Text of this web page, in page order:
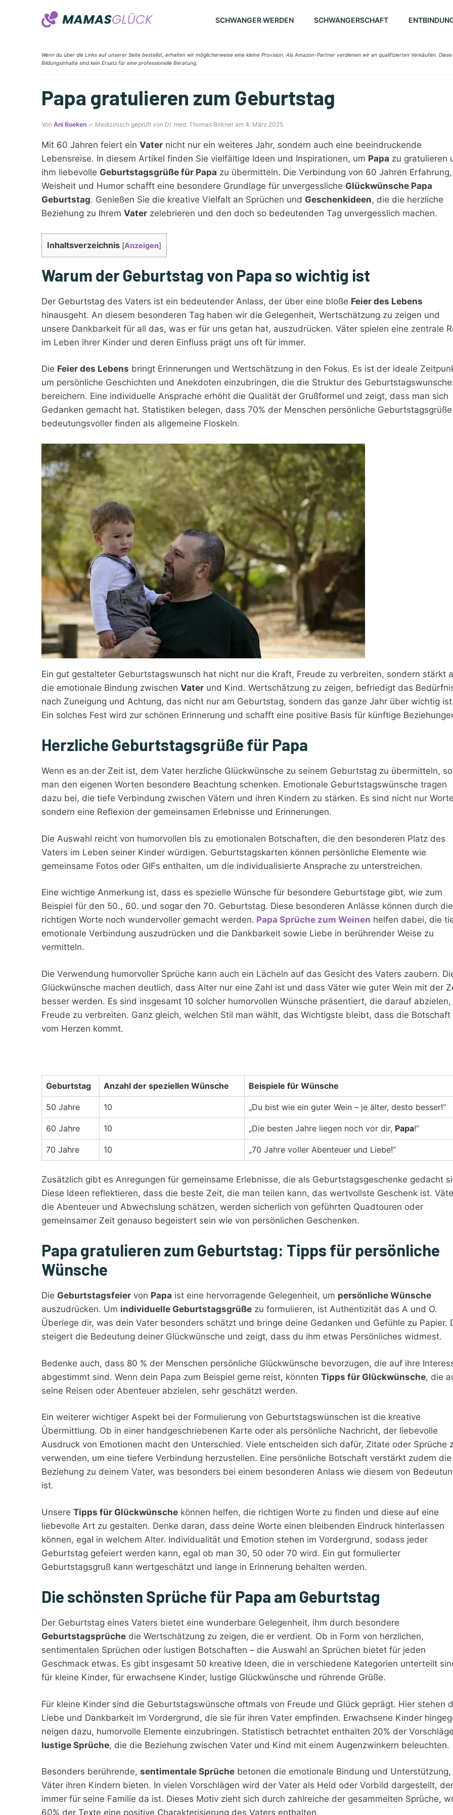
SCHWANGER WERDEN SCHWANGERSCHAFT
Wenn du über die Links auf unserer Seite bestellst, erhalten wir möglicherweise eine kleine Provision. Als Amazon-Partner verdienen wir an qualifizierten Verkäufen. Diese
Bildungsinhalte sind kein Ersatz für eine professionelle Beratung.
Papa gratulieren zum Geburtstag
Von Ani Boeken ✓ Medizinisch geprüft von Dr. med. Thomas Birkner am 4. März 2025
Mit 60 Jahren feiert ein Vater nicht nur ein weiteres Jahr, sondern auch eine beeindruckende
Lebensreise. In diesem Artikel finden Sie vielfältige Ideen und Inspirationen, um Papa zu gratulieren
ihm liebevolle Geburtstagsgrüße für Papa zu übermitteln. Die Verbindung von 60 Jahren Erfahrung,
Weisheit und Humor schafft eine besondere Grundlage für unvergessliche Glückwünsche Papa
Geburtstag. Genießen Sie die kreative Vielfalt an Sprüchen und Geschenkideen, die die herzliche
Beziehung zu Ihrem Vater zelebrieren und den doch so bedeutenden Tag unvergesslich machen.
Inhaltsverzeichnis [Anzeigen]
Warum der Geburtstag von Papa so wichtig ist
Der Geburtstag des Vaters ist ein bedeutender Anlass, der über eine bloße Feier des Lebens
hinausgeht. An diesem besonderen Tag haben wir die Gelegenheit, Wertschätzung zu zeigen und
unsere Dankbarkeit für all das, was er für uns getan hat, auszudrücken. Väter spielen eine zentrale
im Leben ihrer Kinder und deren Einfluss prägt uns oft für immer.
Die Feier des Lebens bringt Erinnerungen und Wertschätzung in den Fokus. Es ist der ideale
um persönliche Geschichten und Anekdoten einzubringen, die die Struktur des
bereichern. Eine individuelle Ansprache erhöht die Qualität der Grußformel und zeigt, dass man sich
Gedanken gemacht hat. Statistiken belegen, dass 70% der Menschen persönliche Geburtstagsgrüße
bedeutungsvoller finden als allgemeine Floskeln.
Ein gut gestalteter Geburtstagswunsch hat nicht nur die Kraft, Freude zu verbreiten, sondern stärkt
die emotionale Bindung zwischen Vater und Kind. Wertschätzung zu zeigen, befriedigt das
nach Zuneigung und Achtung, das nicht nur am Geburtstag, sondern das ganze Jahr über wichtig
Ein solches Fest wird zur schönen Erinnerung und schafft eine positive Basis für künftige
Herzliche Geburtstagsgrüße für Papa
Wenn es an der Zeit ist, dem Vater herzliche Glückwünsche zu seinem Geburtstag zu übermitteln,
man den eigenen Worten besondere Beachtung schenken. Emotionale Geburtstagswünsche tragen
dazu bei, die tiefe Verbindung zwischen Vätern und ihren Kindern zu stärken. Es sind nicht nur
sondern eine Reflexion der gemeinsamen Erlebnisse und Erinnerungen.
Die Auswahl reicht von humorvollen bis zu emotionalen Botschaften, die den besonderen Platz des
Vaters im Leben seiner Kinder würdigen. Geburtstagskarten können persönliche Elemente wie
gemeinsame Fotos oder GIFs enthalten, um die individualisierte Ansprache zu unterstreichen.
Eine wichtige Anmerkung ist, dass es spezielle Wünsche für besondere Geburtstage gibt, wie zum
Beispiel für den 50., 60. und sogar den 70. Geburtstag. Diese besonderen Anlässe können durch die
richtigen Worte noch wundervoller gemacht werden. Papa Sprüche zum Weinen helfen dabei, die
emotionale Verbindung auszudrücken und die Dankbarkeit sowie Liebe in berührender Weise zu
vermitteln.
Die Verwendung humorvoller Sprüche kann auch ein Lächeln auf das Gesicht des Vaters zaubern.
Glückwünsche machen deutlich, dass Alter nur eine Zahl ist und dass Väter wie guter Wein mit der
besser werden. Es sind insgesamt 10 solcher humorvollen Wünsche präsentiert, die darauf abzielen,
Freude zu verbreiten. Ganz gleich, welchen Stil man wählt, das Wichtigste bleibt, dass die Botschaft
vom Herzen kommt.
Geburtstag Anzahl der speziellen Wünsche Beispiele für Wünsche
50 Jahre 10 „Du bist wie ein guter Wein – je älter, desto besser!“
60 Jahre 10 „Die besten Jahre liegen noch vor dir, Papa!“
70 Jahre 10 „70 Jahre voller Abenteuer und Liebe!“
Zusätzlich gibt es Anregungen für gemeinsame Erlebnisse, die als Geburtstagsgeschenke gedacht
Diese Ideen reflektieren, dass die beste Zeit, die man teilen kann, das wertvollste Geschenk ist.
die Abenteuer und Abwechslung schätzen, werden sicherlich von geführten Quadtouren oder
gemeinsamer Zeit genauso begeistert sein wie von persönlichen Geschenken.
Papa gratulieren zum Geburtstag: Tipps für persönliche
Wünsche
Die Geburtstagsfeier von Papa ist eine hervorragende Gelegenheit, um persönliche Wünsche
auszudrücken. Um individuelle Geburtstagsgrüße zu formulieren, ist Authentizität das A und O.
Überlege dir, was dein Vater besonders schätzt und bringe deine Gedanken und Gefühle zu Papier.
steigert die Bedeutung deiner Glückwünsche und zeigt, dass du ihm etwas Persönliches widmest.
Bedenke auch, dass 80 % der Menschen persönliche Glückwünsche bevorzugen, die auf ihre
abgestimmt sind. Wenn dein Papa zum Beispiel gerne reist, könnten Tipps für Glückwünsche, die
seine Reisen oder Abenteuer abzielen, sehr geschätzt werden.
Ein weiterer wichtiger Aspekt bei der Formulierung von Geburtstagswünschen ist die kreative
Übermittlung. Ob in einer handgeschriebenen Karte oder als persönliche Nachricht, der liebevolle
Ausdruck von Emotionen macht den Unterschied. Viele entscheiden sich dafür, Zitate oder Sprüche
verwenden, um eine tiefere Verbindung herzustellen. Eine persönliche Botschaft verstärkt zudem die
Beziehung zu deinem Vater, was besonders bei einem besonderen Anlass wie diesem von
ist.
Unsere Tipps für Glückwünsche können helfen, die richtigen Worte zu finden und diese auf eine
liebevolle Art zu gestalten. Denke daran, dass deine Worte einen bleibenden Eindruck hinterlassen
können, egal in welchem Alter. Individualität und Emotion stehen im Vordergrund, sodass jeder
Geburtstag gefeiert werden kann, egal ob man 30, 50 oder 70 wird. Ein gut formulierter
Geburtstagsgruß kann wertgeschätzt und lange in Erinnerung behalten werden.
Die schönsten Sprüche für Papa am Geburtstag
Der Geburtstag eines Vaters bietet eine wunderbare Gelegenheit, ihm durch besondere
Geburtstagsprüche die Wertschätzung zu zeigen, die er verdient. Ob in Form von herzlichen,
sentimentalen Sprüchen oder lustigen Botschaften – die Auswahl an Sprüchen bietet für jeden
Geschmack etwas. Es gibt insgesamt 50 kreative Ideen, die in verschiedene Kategorien unterteilt
für kleine Kinder, für erwachsene Kinder, lustige Glückwünsche und rührende Grüße.
Für kleine Kinder sind die Geburtstagswünsche oftmals von Freude und Glück geprägt. Hier stehen
Liebe und Dankbarkeit im Vordergrund, die sie für ihren Vater empfinden. Erwachsene Kinder
neigen dazu, humorvolle Elemente einzubringen. Statistisch betrachtet enthalten 20% der Vorschläge
lustige Sprüche, die die Beziehung zwischen Vater und Kind mit einem Augenzwinkern beleuchten.
Besonders berührende, sentimentale Sprüche betonen die emotionale Bindung und Unterstützung,
Väter ihren Kindern bieten. In vielen Vorschlägen wird der Vater als Held oder Vorbild dargestellt, der
immer für seine Familie da ist. Dieses Motiv zieht sich durch zahlreiche der gesammelten Sprüche,
60% der Texte eine positive Charakterisierung des Vaters enthalten.